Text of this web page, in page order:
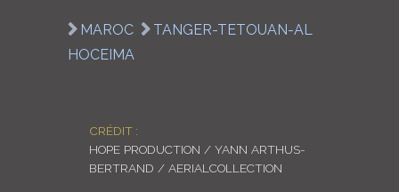
COLLECTIONS
MAROC
TANGER-TETOUAN-AL
HOCEIMA
CRÉDIT :
HOPE PRODUCTION / YANN ARTHUS-
BERTRAND / AERIALCOLLECTION